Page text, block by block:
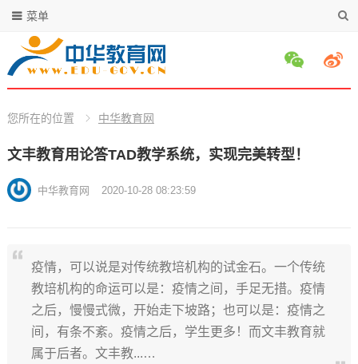
菜单
您所在的位置 中华教育网
文丰教育用论答TAD教学系统，实现完美转型！
中华教育网 2020-10-28 08:23:59
疫情，可以说是对传统教培机构的试金石。一个传统
教培机构的命运可以是：疫情之间，手足无措。疫情
之后，慢慢式微，开始走下坡路；也可以是：疫情之
间，有条不紊。疫情之后，学生更多！而文丰教育就
属于后者。文丰教...…